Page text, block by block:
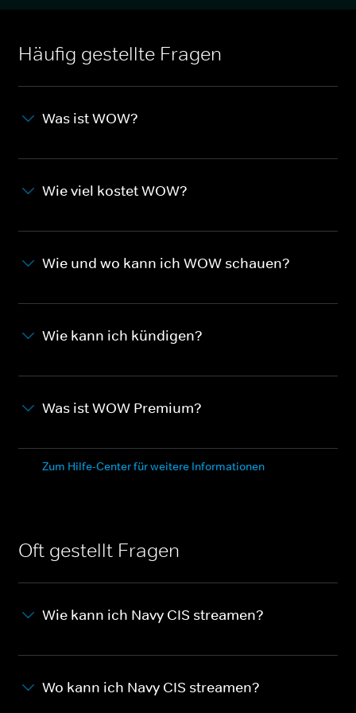
Häufig gestellte Fragen
Was ist WOW?
Wie viel kostet WOW?
Wie und wo kann ich WOW schauen?
Wie kann ich kündigen?
Was ist WOW Premium?
Zum Hilfe-Center für weitere Informationen
Oft gestellt Fragen
Wie kann ich Navy CIS streamen?
Wo kann ich Navy CIS streamen?